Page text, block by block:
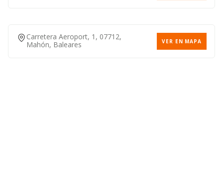
Carretera Aeroport, 1, 07712,
Mahón, Baleares
VER EN MAPA